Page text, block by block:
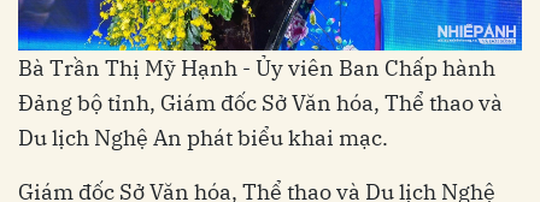
Bà Trần Thị Mỹ Hạnh - Ủy viên Ban Chấp hành
Đảng bộ tỉnh, Giám đốc Sở Văn hóa, Thể thao và
Du lịch Nghệ An phát biểu khai mạc.
Giám đốc Sở Văn hóa, Thể thao và Du lịch Nghệ